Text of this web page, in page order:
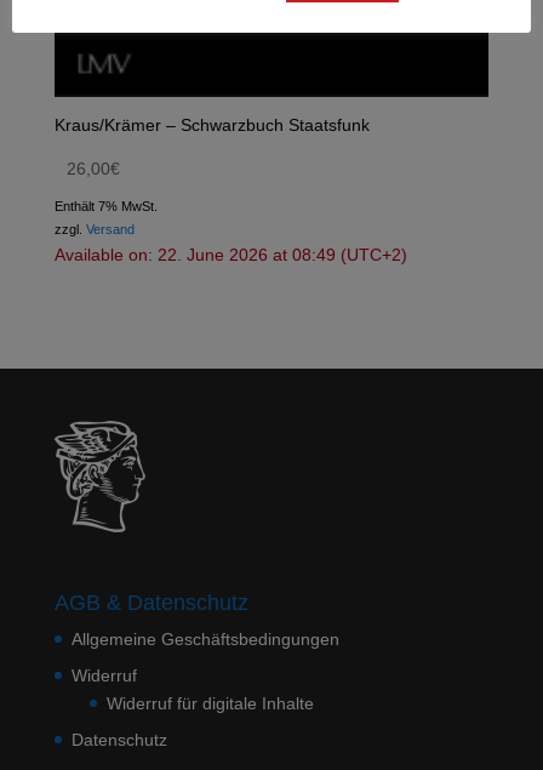
Kraus/Krämer – Schwarzbuch Staatsfunk
26,00€
Enthält 7% MwSt.
zzgl. Versand
Available on: 22. June 2026 at 08:49 (UTC+2)
AGB & Datenschutz
Allgemeine Geschäftsbedingungen
Widerruf
Widerruf für digitale Inhalte
Datenschutz